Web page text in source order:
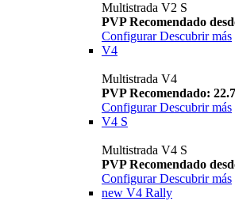
Multistrada V2 S
PVP Recomendado
Configurar Descubrir más
V4
Multistrada V4
PVP Recomendado:
Configurar Descubrir más
V4 S
Multistrada V4 S
PVP Recomendado
Configurar Descubrir más
new V4 Rally